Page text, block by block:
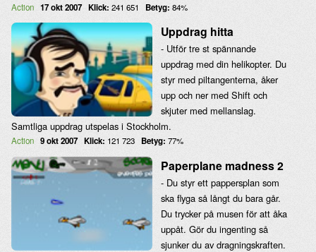
Action 17 okt 2007 Klick: 241 651 Betyg: 84%
Uppdrag hitta
- Utför tre st spännande
uppdrag med din helikopter. Du
styr med piltangenterna, åker
upp och ner med Shift och
skjuter med mellanslag.
Samtliga uppdrag utspelas i Stockholm.
Action 9 okt 2007 Klick: 121 723 Betyg: 77%
Paperplane madness 2
- Du styr ett pappersplan som
ska flyga så långt du bara går.
Du trycker på musen för att åka
uppåt. Gör du ingenting så
sjunker du av dragningskraften.